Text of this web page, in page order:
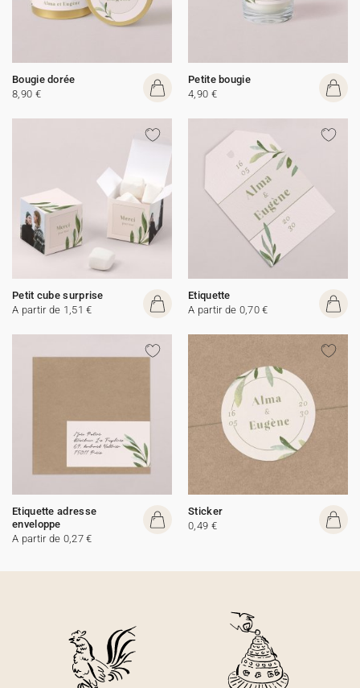
Bougie dorée
8,90 €
Petite bougie
4,90 €
Petit cube surprise
A partir de 1,51 €
Etiquette
A partir de 0,70 €
Etiquette adresse
enveloppe
A partir de 0,27 €
Sticker
0,49 €